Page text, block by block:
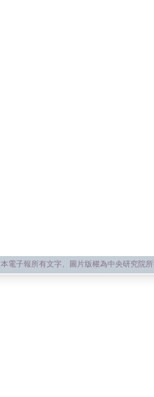
本電子報所有文字、圖片版權為中央研究院